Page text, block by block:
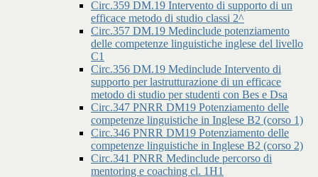
Circ.359 DM.19 Intervento di supporto di un
efficace metodo di studio classi 2^
Circ.357 DM.19 Medinclude potenziamento
delle competenze linguistiche inglese del livello
C1
Circ.356 DM.19 Medinclude Intervento di
supporto per lastrutturazione di un efficace
metodo di studio per studenti con Bes e Dsa
Circ.347 PNRR DM19 Potenziamento delle
competenze linguistiche in Inglese B2 (corso 1)
Circ.346 PNRR DM19 Potenziamento delle
competenze linguistiche in Inglese B2 (corso 2)
Circ.341 PNRR Medinclude percorso di
mentoring e coaching cl. 1H1